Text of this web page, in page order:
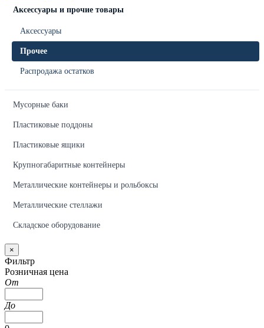
Аксессуары и прочие товары
Аксессуары
Прочее
Распродажа остатков
Мусорные баки
Пластиковые поддоны
Пластиковые ящики
Крупногабаритные контейнеры
Металлические контейнеры и рольбоксы
Металлические стеллажи
Складское оборудование
×
Фильтр
Розничная цена
От
До